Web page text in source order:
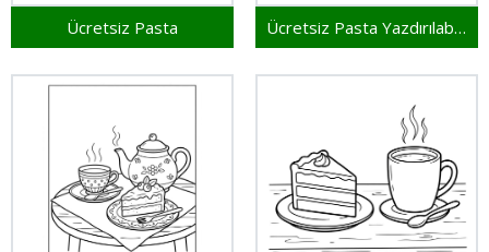
Ücretsiz Pasta Ücretsiz Pasta Yazdırılabilir